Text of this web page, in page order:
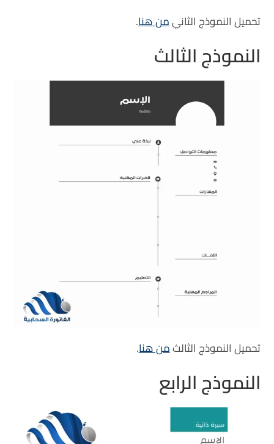
تحميل النموذج الثانيمن هنا.
النموذج الثالث
تحميل النموذج الثالثمن هنا.
النموذج الرابع